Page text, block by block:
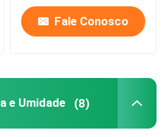
Fale Conosco
e Umidade (8)